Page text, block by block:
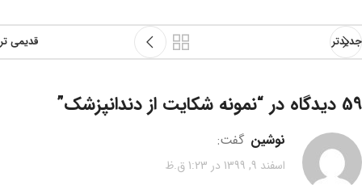
جدیدتر قدیمی تر
59 دیدگاه در “ نمونه شکایت از دندانپزشک”
نوشین گفت:
اسفند 9, 1399 در 1:23 ق.ظ